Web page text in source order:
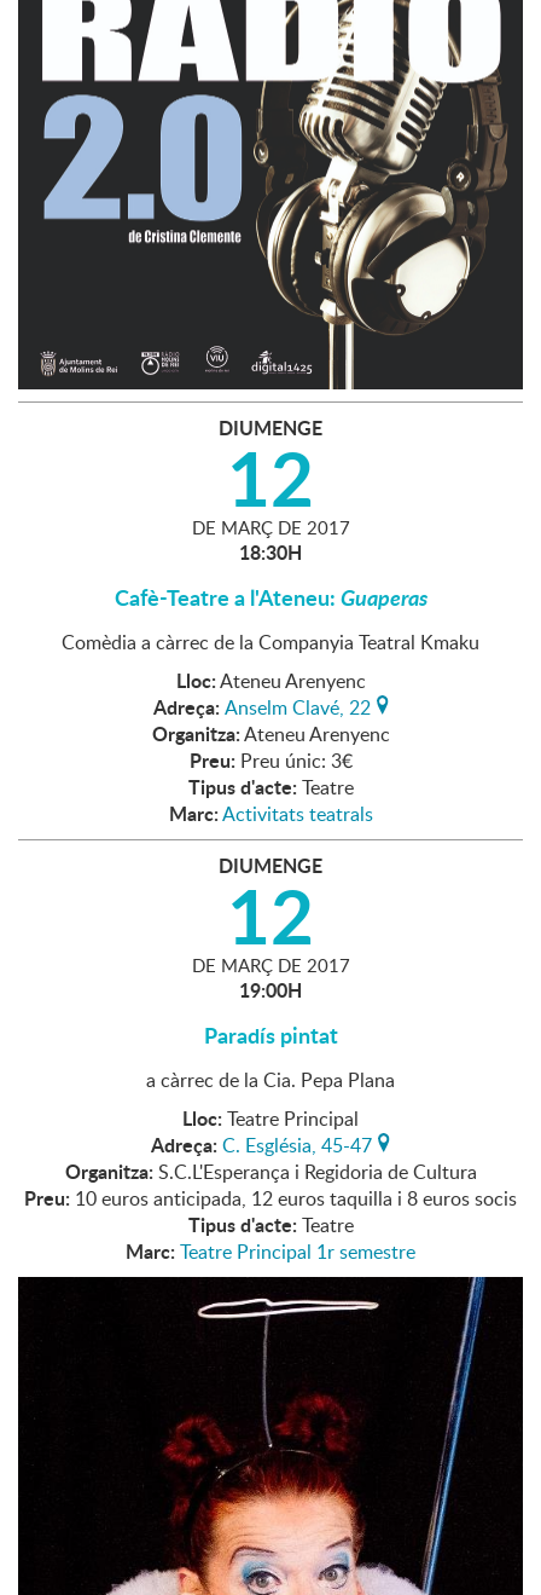
DIUMENGE
12
DE MARÇ DE 2017
18:30H
Cafè-Teatre a l'Ateneu:Guaperas
Comèdia a càrrec de la Companyia Teatral Kmaku
Lloc:Ateneu Arenyenc
Adreça: Anselm Clavé, 22
Organitza:Ateneu Arenyenc
Preu: Preu únic: 3€
Tipus d'acte: Teatre
Marc:Activitats teatrals
DIUMENGE
12
DE MARÇ DE 2017
19:00H
Paradís pintat
a càrrec de la Cia. Pepa Plana
Lloc: Teatre Principal
Adreça: C. Església, 45-47
Organitza: S.C.L'Esperança i Regidoria de Cultura
Preu: 10 euros anticipada, 12 euros taquilla i 8 euros socis
Tipus d'acte: Teatre
Marc: Teatre Principal 1r semestre